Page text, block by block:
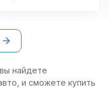
все детали
идеально.
найдете
и сможете купить